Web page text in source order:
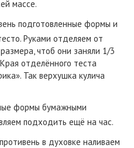
массе.
подготовленные формы и
Руками отделяем от
чтоб они заняли 1/3
отделённого теста
Так верхушка кулича
формы бумажными
подходить ещё на час.
в духовке наливаем